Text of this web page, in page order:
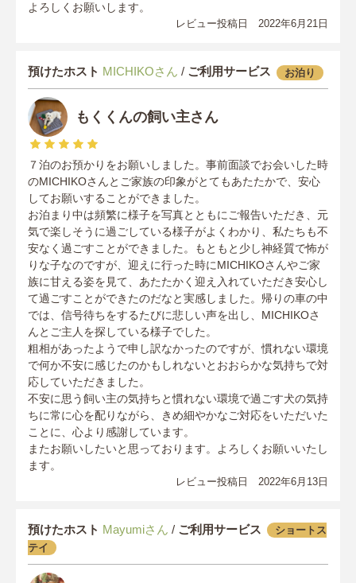
よろしくお願いします。
レビュー投稿日 2022年6月21日
預けたホスト MICHIKOさん / ご利用サービス お泊り
もくくんの飼い主さん
７泊のお預かりをお願いしました。事前面談でお会いした時
のMICHIKOさんとご家族の印象がとてもあたたかで、安心
してお願いすることができました。
お泊まり中は頻繁に様子を写真とともにご報告いただき、元
気で楽しそうに過ごしている様子がよくわかり、私たちも不
安なく過ごすことができました。もともと少し神経質で怖が
りな子なのですが、迎えに行った時にMICHIKOさんやご家
族に甘える姿を見て、あたたかく迎え入れていただき安心し
て過ごすことができたのだなと実感しました。帰りの車の中
では、信号待ちをするたびに悲しい声を出し、MICHIKOさ
んとご主人を探している様子でした。
粗相があったようで申し訳なかったのですが、慣れない環境
で何か不安に感じたのかもしれないとおおらかな気持ちで対
応していただきました。
不安に思う飼い主の気持ちと慣れない環境で過ごす犬の気持
ちに常に心を配りながら、きめ細やかなご対応をいただいた
ことに、心より感謝しています。
またお願いしたいと思っております。よろしくお願いいたし
ます。
レビュー投稿日 2022年6月13日
預けたホスト Mayumiさん / ご利用サービス
ショートス
テイ